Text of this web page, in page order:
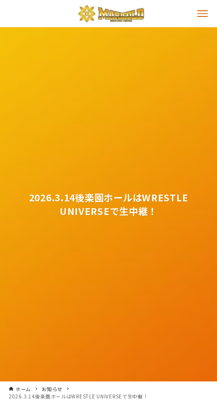
2026.3.14後楽園ホールはWRESTLE
UNIVERSEで生中継！
ホーム
お知らせ
2026.3.14後楽園ホールはWRESTLE UNIVERSEで生中継！